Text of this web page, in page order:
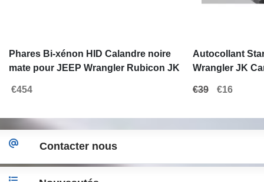
Phares Bi-xénon HID Calandre noire
mate pour JEEP Wrangler Rubicon JK
€454
Autocollant
Wrangler JK
€39 €16
Contacter nous